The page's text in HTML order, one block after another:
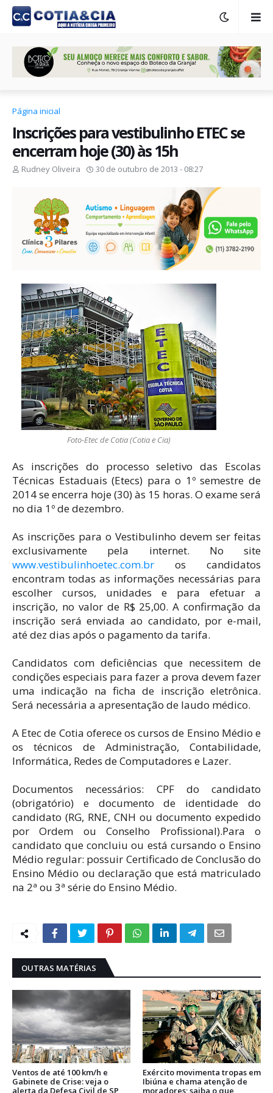
Página inicial
Inscrições para vestibulinho ETEC se
encerram hoje (30) às 15h
Rudney Oliveira 30 de outubro de 2013 - 08:27
Foto-Etec de Cotia (Cotia e Cia)
As inscrições do processo seletivo das Escolas
Técnicas Estaduais (Etecs) para o 1º semestre de
2014 se encerra hoje (30) às 15 horas. O exame será
no dia 1º de dezembro.
As inscrições para o Vestibulinho devem ser feitas
exclusivamente pela internet. No site
www.vestibulinhoetec.com.br os candidatos
encontram todas as informações necessárias para
escolher cursos, unidades e para efetuar a
inscrição, no valor de R$ 25,00. A confirmação da
inscrição será enviada ao candidato, por e-mail,
até dez dias após o pagamento da tarifa.
Candidatos com deficiências que necessitem de
condições especiais para fazer a prova devem fazer
uma indicação na ficha de inscrição eletrônica.
Será necessária a apresentação de laudo médico.
A Etec de Cotia oferece os cursos de Ensino Médio e
os técnicos de Administração, Contabilidade,
Informática, Redes de Computadores e Lazer.
Documentos necessários: CPF do candidato
(obrigatório) e documento de identidade do
candidato (RG, RNE, CNH ou documento expedido
por Ordem ou Conselho Profissional).Para o
candidato que concluiu ou está cursando o Ensino
Médio regular: possuir Certificado de Conclusão do
Ensino Médio ou declaração que está matriculado
na 2ª ou 3ª série do Ensino Médio.
OUTRAS MATÉRIAS
Ventos de até 100 km/h e
Gabinete de Crise: veja o
alerta da Defesa Civil de SP
Exército movimenta tropas em
Ibiúna e chama atenção de
moradores; saiba o que